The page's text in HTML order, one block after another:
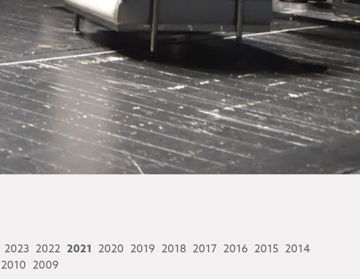
2023 2022 2021 2020 2019 2018 2017 2016 2015 2014
2010 2009